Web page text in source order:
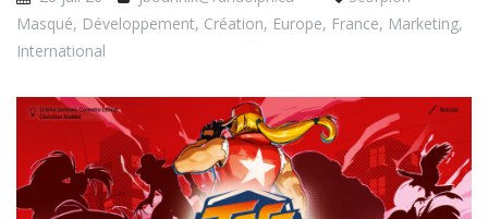
Masqué, Développement, Création, Europe, France, Marketing,
International